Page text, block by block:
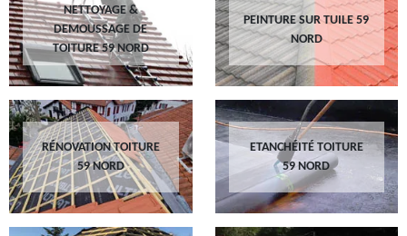
NETTOYAGE &
DEMOUSSAGE DE
TOITURE 59 NORD
PEINTURE SUR TUILE 59
NORD
RÉNOVATION TOITURE
59 NORD
ETANCHÉITÉ TOITURE
59 NORD